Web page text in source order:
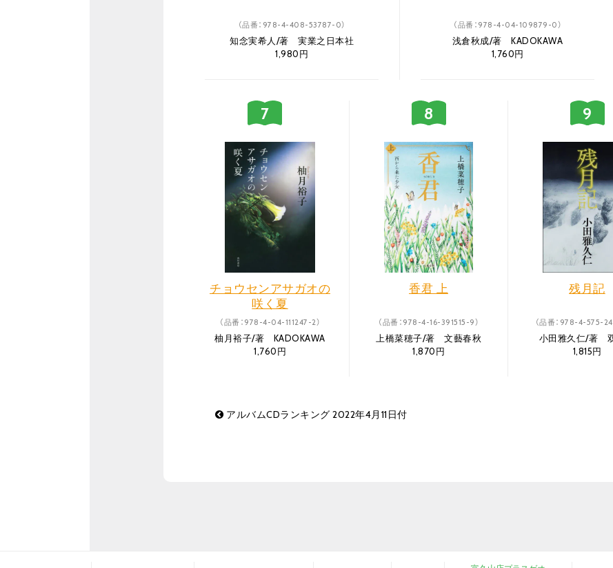
（品番：978-4-408-53787-0）
知念実希人/著 実業之日本社
1,980円
（品番：978-4-04-109879-0）
浅倉秋成/著 KADOKAWA
1,760円
チョウセンアサガオの
咲く夏
（品番：978-4-04-111247-2）
柚月裕子/著 KADOKAWA
1,760円
香君 上
（品番：978-4-16-391515-9）
上橋菜穂子/著 文藝春秋
1,870円
残月記
（品番：978-4-575-
小田雅久仁/著
1,815円
アルバムCDランキング 2022年4月11日付